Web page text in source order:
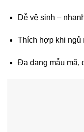
Dễ vệ sinh –
Thích hợp khi ngủ
Đa dạng mẫu mã,